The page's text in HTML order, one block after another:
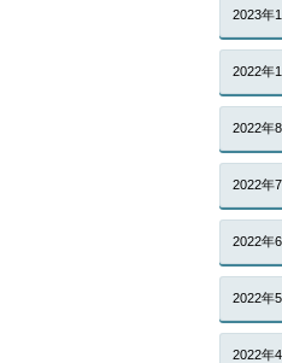
2023年
2022年
2022年
2022年
2022年
2022年
2022年